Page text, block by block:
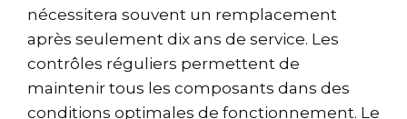
nécessitera souvent un remplacement
après seulement dix ans de service. Les
contrôles réguliers permettent de
maintenir tous les composants dans des
conditions optimales de fonctionnement. Le